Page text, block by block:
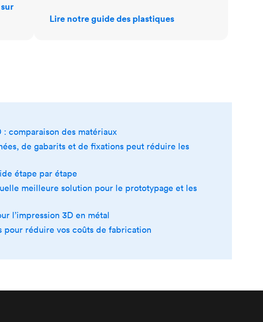
Lire notre guide des plastiques
comparaison des matériaux
de gabarits et de fixations peut réduire les
étape par étape
meilleure solution pour le prototypage et les
l’impression 3D en métal
pour réduire vos coûts de fabrication